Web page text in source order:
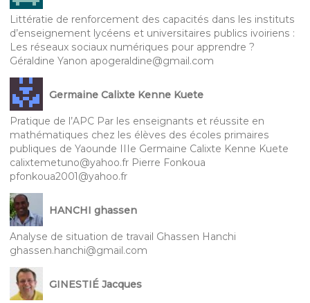
Littératie de renforcement des capacités dans les instituts
d’enseignement lycéens et universitaires publics ivoiriens :
Les réseaux sociaux numériques pour apprendre ?
Géraldine Yanon apogeraldine@gmail.com
Germaine Calixte Kenne Kuete
Pratique de l’APC Par les enseignants et réussite en
mathématiques chez les élèves des écoles primaires
publiques de Yaounde IIIe Germaine Calixte Kenne Kuete
calixtemetuno@yahoo.fr Pierre Fonkoua
pfonkoua2001@yahoo.fr
HANCHI ghassen
Analyse de situation de travail Ghassen Hanchi
ghassen.hanchi@gmail.com
GINESTIÉ Jacques